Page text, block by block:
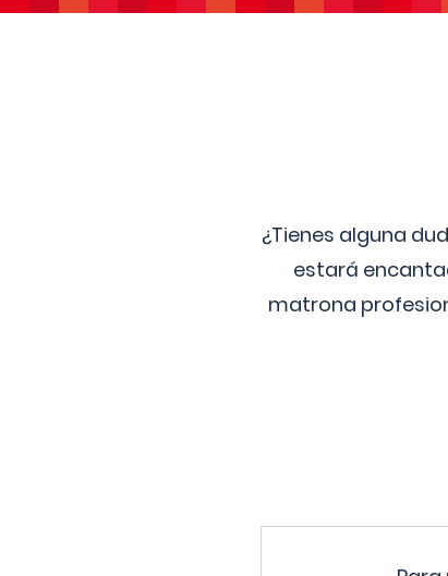
¿Tienes alguna
estará
matrona